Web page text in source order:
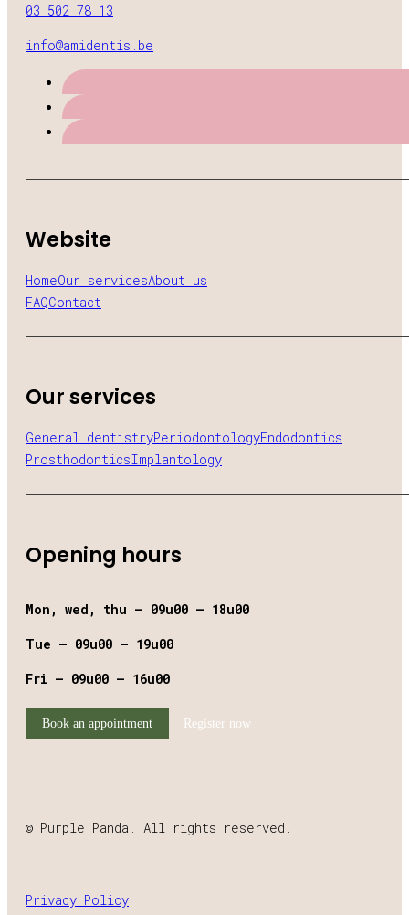
03 502 78 13
info@amidentis.be
Website
HomeOur servicesAbout us
FAQContact
Our services
General dentistryPeriodontologyEndodontics
ProsthodonticsImplantology
Opening hours
Mon, wed, thu – 09u00 – 18u00
Tue – 09u00 – 19u00
Fri – 09u00 – 16u00
Book an appointment Register now
© Purple Panda. All rights reserved.
Privacy Policy